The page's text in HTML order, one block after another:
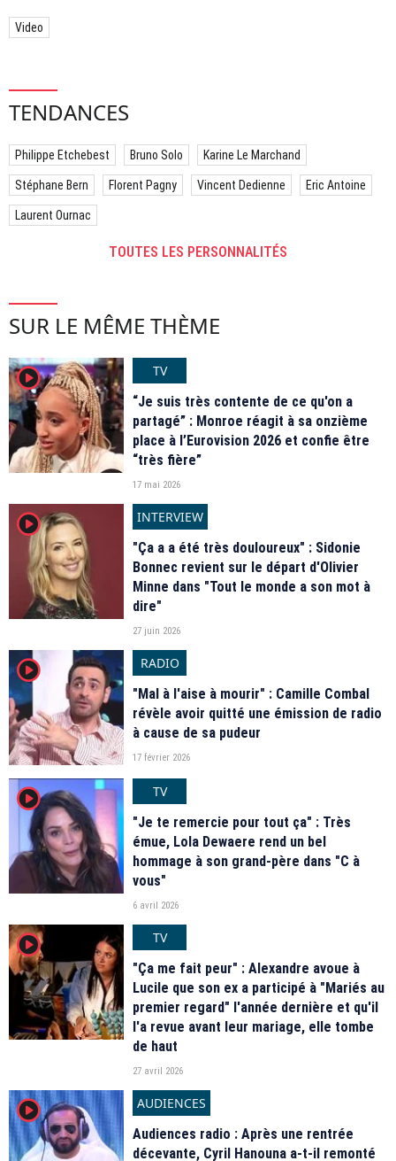
Video
TENDANCES
Philippe Etchebest Bruno Solo Karine Le Marchand
Stéphane Bern Florent Pagny Vincent Dedienne Eric Antoine
Laurent Ournac
TOUTES LES PERSONNALITÉS
SUR LE MÊME THÈME
player2
TV
“Je suis très contente de ce qu'on a
partagé” : Monroe réagit à sa onzième
place à l’Eurovision 2026 et confie être
“très fière”
17 mai 2026
player2
INTERVIEW
"Ça a a été très douloureux" : Sidonie
Bonnec revient sur le départ d'Olivier
Minne dans "Tout le monde a son mot à
dire"
27 juin 2026
player2
RADIO
"Mal à l'aise à mourir" : Camille Combal
révèle avoir quitté une émission de radio
à cause de sa pudeur
17 février 2026
player2
TV
"Je te remercie pour tout ça" : Très
émue, Lola Dewaere rend un bel
hommage à son grand-père dans "C à
vous"
6 avril 2026
player2
TV
"Ça me fait peur" : Alexandre avoue à
Lucile que son ex a participé à "Mariés au
premier regard" l'année dernière et qu'il
l'a revue avant leur mariage, elle tombe
de haut
27 avril 2026
player2
AUDIENCES
Audiences radio : Après une rentrée
décevante, Cyril Hanouna a-t-il remonté